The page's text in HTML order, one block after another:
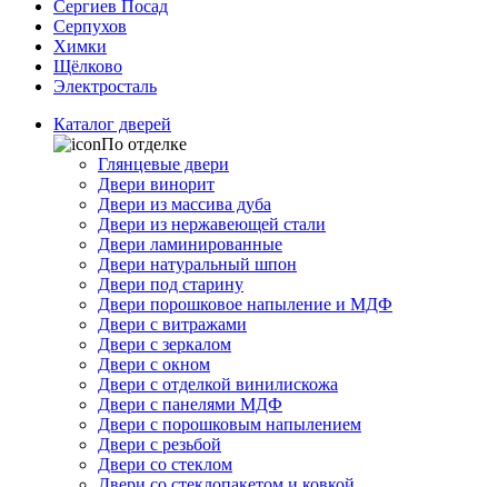
Сергиев Посад
Серпухов
Химки
Щёлково
Электросталь
Каталог дверей
По отделке
Глянцевые двери
Двери винорит
Двери из массива дуба
Двери из нержавеющей стали
Двери ламинированные
Двери натуральный шпон
Двери под старину
Двери порошковое напыление и МДФ
Двери с витражами
Двери с зеркалом
Двери с окном
Двери с отделкой винилискожа
Двери с панелями МДФ
Двери с порошковым напылением
Двери с резьбой
Двери со стеклом